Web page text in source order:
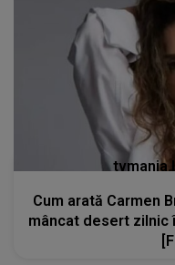
Cum arată Carmen
mâncat desert zilnic